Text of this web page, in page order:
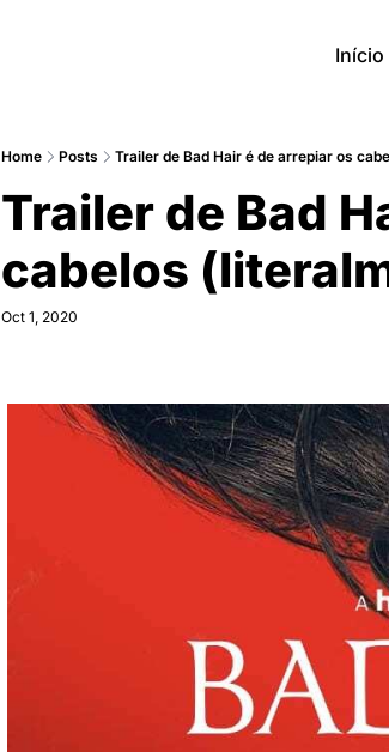
Início
Home Posts Trailer de Bad Hair é de arrepiar os
Trailer de Bad
cabelos
Oct 1, 2020